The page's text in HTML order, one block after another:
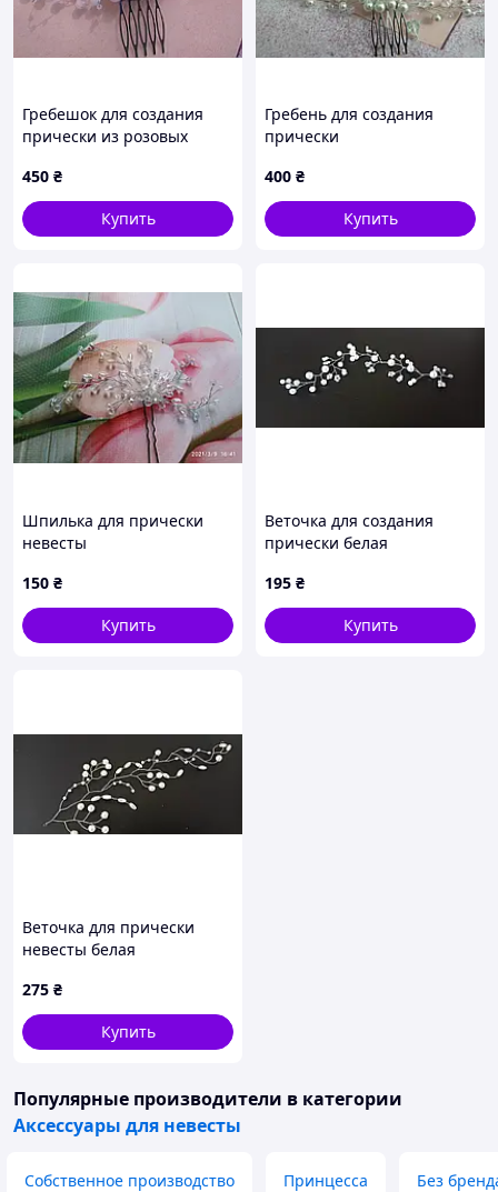
Гребешок для создания
прически из розовых
450 ₴
Купить
Гребень для создания
прически
400 ₴
Купить
Шпилька для прически
невесты
150 ₴
Купить
Веточка для создания
прически белая
195 ₴
Купить
Веточка для прически
невесты белая
275 ₴
Купить
Популярные производители в категории
Аксессуары для невесты
Собственное производство Принцесса Без